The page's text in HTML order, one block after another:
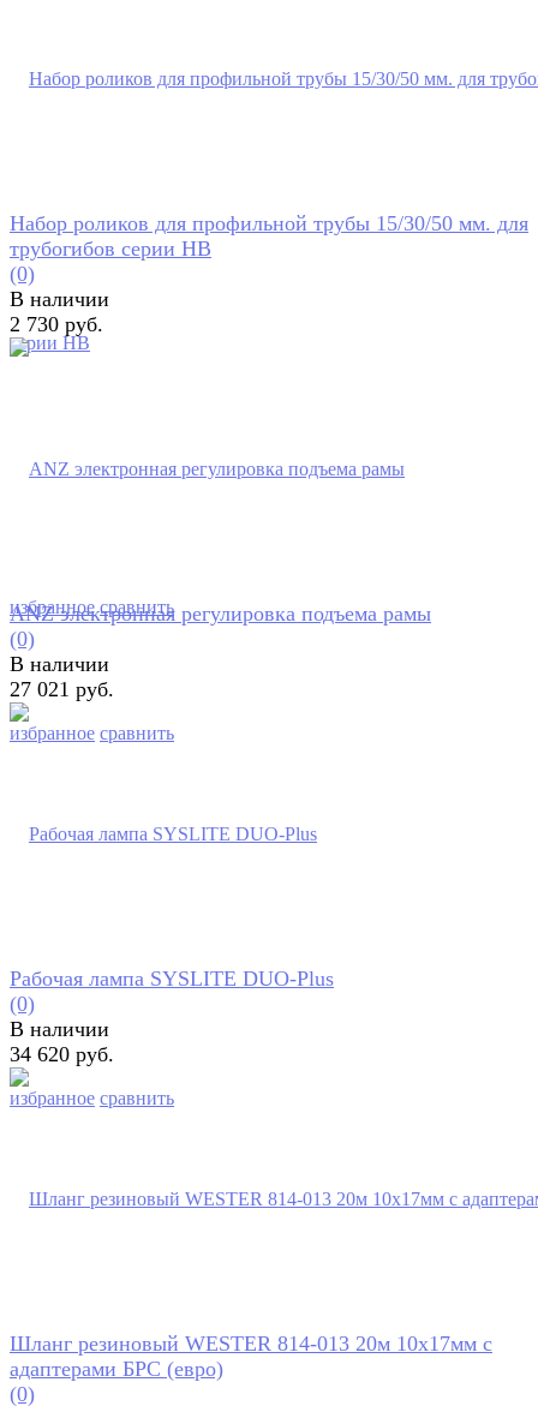
избранное сравнить
Набор роликов для профильной трубы 15/30/50 мм. для
трубогибов серии HB
(0)
В наличии
2 730 руб.
избранное сравнить
ANZ электронная регулировка подъема рамы
(0)
В наличии
27 021 руб.
избранное сравнить
Рабочая лампа SYSLITE DUO-Plus
(0)
В наличии
34 620 руб.
Шланг резиновый WESTER 814-013 20м 10x17мм с
адаптерами БРС (евро)
(0)